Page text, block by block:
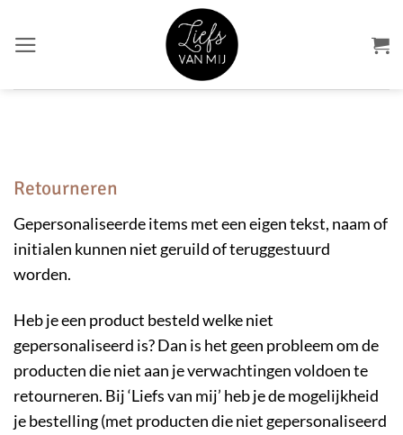
naar
Retourneren
Gepersonaliseerde items met een eigen tekst, naam of
initialen kunnen niet geruild of teruggestuurd
worden.
Heb je een product besteld welke niet
gepersonaliseerd is? Dan is het geen probleem om de
producten die niet aan je verwachtingen voldoen te
retourneren. Bij ‘Liefs van mij’ heb je de mogelijkheid
je bestelling (met producten die niet gepersonaliseerd